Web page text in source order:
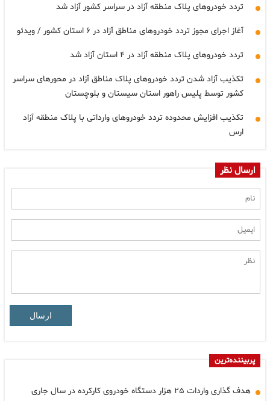
تردد خودروهای پلاک منطقه آزاد در سراسر کشور آزاد شد
آغاز اجرای مجوز تردد خودروهای مناطق آزاد در ۶ استان کشور / ویدئو
تردد خودروهای پلاک منطقه آزاد در ۴ استان آزاد شد
تکذیب آزاد شدن تردد خودروهای پلاک مناطق آزاد در محورهای سراسر
کشور توسط پلیس راهور استان سیستان و بلوچستان
تکذیب افزایش محدوده تردد خودروهای وارداتی با پلاک منطقه آزاد
ارس
ارسال نظر
ارسال
پربیننده‌ترین
هدف گذاری واردات ۲۵ هزار دستگاه خودروی کارکرده در سال جاری